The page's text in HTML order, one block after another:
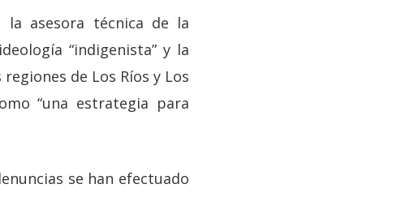
la asesora técnica de la
“indigenista” y la
de Los Ríos y Los
“una estrategia para
se han efectuado